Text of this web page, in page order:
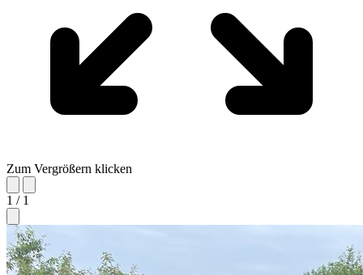
Zum Vergrößern klicken
1 / 1